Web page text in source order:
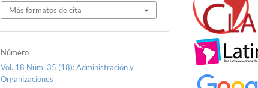
Más formatos de cita
Número
Vol. 18 Núm. 35 (18): Administración y
Organizaciones